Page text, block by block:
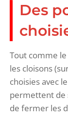
Des
Tout comme
les cloisons
choisies avec
permettent de
de fermer les